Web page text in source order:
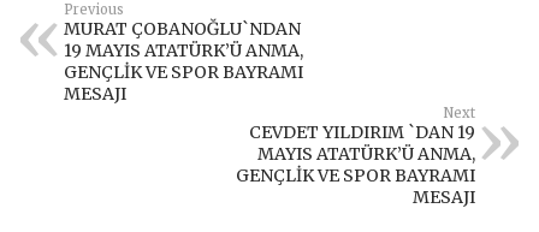
Previous
MURAT ÇOBANOĞLU`NDAN
19 MAYIS ATATÜRK’Ü ANMA,
GENÇLİK VE SPOR BAYRAMI
MESAJI
Next
CEVDET YILDIRIM `DAN 19
MAYIS ATATÜRK’Ü ANMA,
GENÇLİK VE SPOR BAYRAMI
MESAJI